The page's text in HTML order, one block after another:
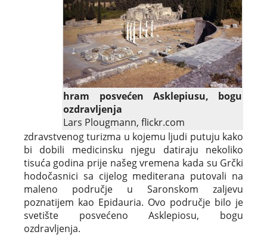
hram posvećen Asklepiusu, bogu
ozdravljenja
Lars Plougmann, flickr.com
zdravstvenog turizma u kojemu ljudi putuju kako
bi dobili medicinsku njegu datiraju nekoliko
tisuća godina prije našeg vremena kada su Grčki
hodočasnici sa cijelog mediterana putovali na
maleno područje u Saronskom zaljevu
poznatijem kao Epidauria. Ovo područje bilo je
svetište posvećeno Asklepiosu, bogu
ozdravljenja.